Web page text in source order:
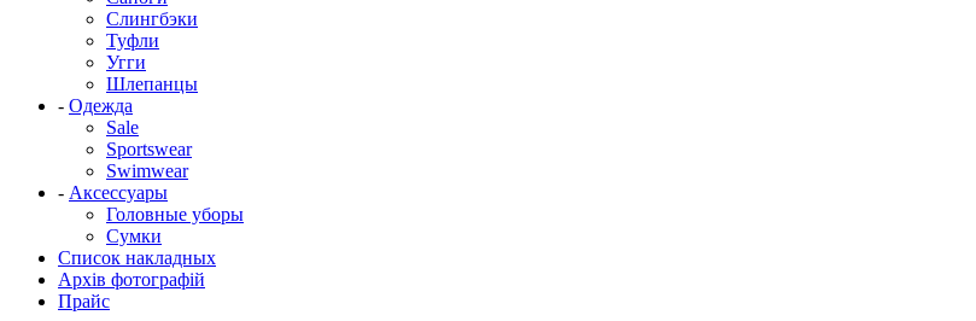
Слингбэки
Туфли
Угги
Шлепанцы
- Одежда
Sale
Sportswear
Swimwear
- Аксессуары
Головные уборы
Сумки
Список накладных
Архів фотографій
Прайс